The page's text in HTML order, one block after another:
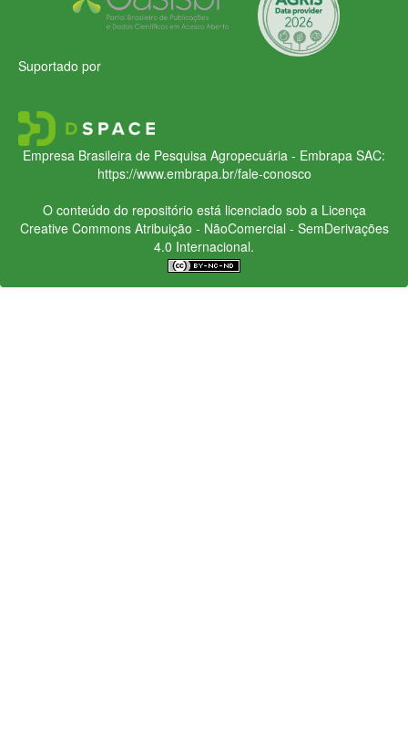
Suportado por
Empresa Brasileira de Pesquisa Agropecuária - Embrapa SAC:
https://www.embrapa.br/fale-conosco
O conteúdo do repositório está licenciado sob a Licença
Creative CommonsAtribuição - NãoComercial - SemDerivações
4.0 Internacional.